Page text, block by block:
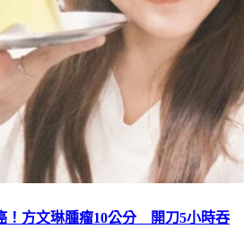
！方文琳腫瘤10公分 開刀5小時吞